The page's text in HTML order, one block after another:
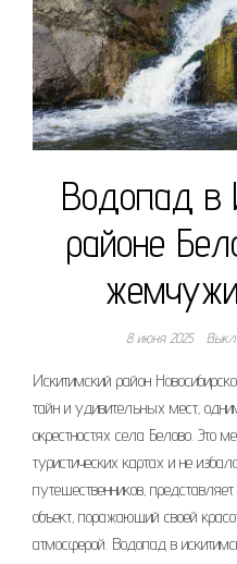
Водопад в
районе
8 июня 2025 Выкл.
Искитимский район
тайн и удивительных мест‚
окрестностях села Белово. Это
туристических картах и не
путешественников‚
объект‚ поражающий своей
атмосферой. Водопад в